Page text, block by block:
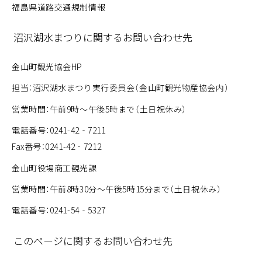
福島県道路交通規制情報
沼沢湖水まつりに関するお問い合わせ先
金山町観光協会HP
担当：沼沢湖水まつり実行委員会（金山町観光物産協会内）
営業時間：午前9時～午後5時まで（土日祝休み）
電話番号：0241-42‐7211
Fax番号：0241-42‐7212
金山町役場商工観光課
営業時間：午前8時30分～午後5時15分まで（土日祝休み）
電話番号：0241-54‐5327
このページに関するお問い合わせ先